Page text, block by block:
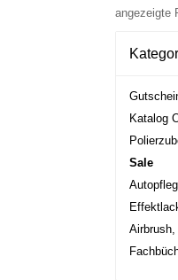
angezeigte
Katalog
Sale